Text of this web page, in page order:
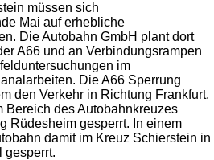
müssen sich
Mai auf erhebliche
Die Autobahn GmbH plant dort
A66 und an Verbindungsrampen
im
Die A66 Sperrung
den Verkehr in Richtung Frankfurt.
Bereich des Autobahnkreuzes
Rüdesheim gesperrt. In einem
damit im Kreuz Schierstein in
gesperrt.